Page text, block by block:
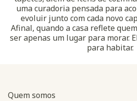
uma curadoria pensada para
evoluir junto com cada novo
Afinal, quando a casa reflete
ser apenas um lugar para morar.
para habitar.
Quem somos